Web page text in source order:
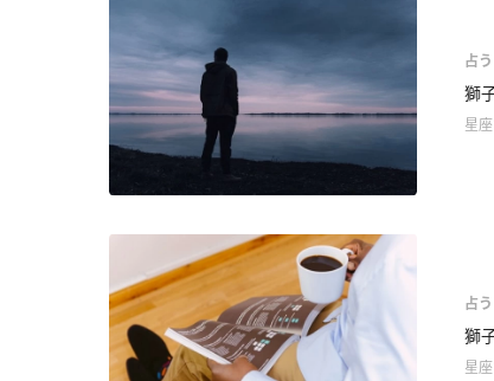
占う
獅
星
占う
獅
星